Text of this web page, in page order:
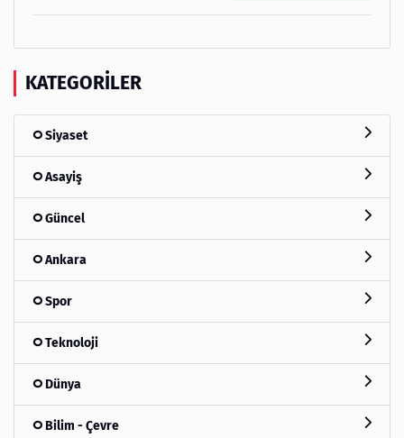
KATEGORILER
Siyaset
Asayiş
Güncel
Ankara
Spor
Teknoloji
Dünya
Bilim - Çevre